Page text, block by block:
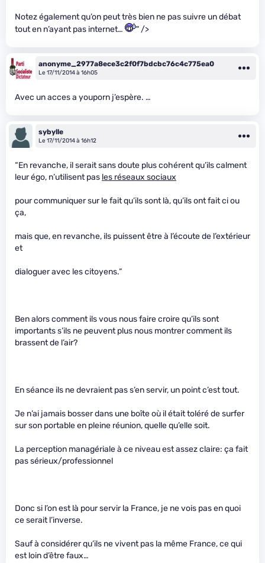
Notez également qu’on peut très bien ne pas suivre un débat
tout en n’ayant pas internet…
" />
anonyme_2977a8ece3c2f0f7bdcbc76c4c775ea0
Le 17/11/2014 à 16h05
Avec un acces a youporn j’espère. …
sybylle
Le 17/11/2014 à 16h12
“En revanche, il serait sans doute plus cohérent qu’ils calment
leur égo, n’utilisent pas les réseaux sociaux
pour communiquer sur le fait qu’ils sont là, qu’ils ont fait ci ou
ça,
mais que, en revanche, ils puissent être à l’écoute de l’extérieur
et
dialoguer avec les citoyens.”
Ben alors comment ils vous nous faire croire qu’ils sont
importants s’ils ne peuvent plus nous montrer comment ils
brassent de l’air?
En séance ils ne devraient pas s’en servir, un point c’est tout.
Je n’ai jamais bosser dans une boîte où il était toléré de surfer
sur son portable en pleine réunion, quelle qu’elle soit.
La perception managériale à ce niveau est assez claire: ça fait
pas sérieux/professionnel
Donc si l’on est là pour servir la France, je ne vois pas en quoi
ce serait l’inverse.
Sauf à considérer qu’ils ne vivent pas la même France, ce qui
est loin d’être faux…